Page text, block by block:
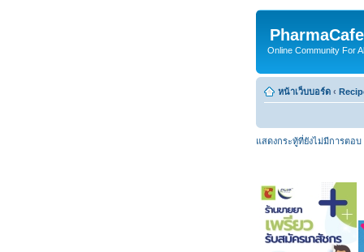
Online Community For
หน้าเว็บบอร์ด ‹
แสดงกระทู้ที่ยังไม่มีการตอบ